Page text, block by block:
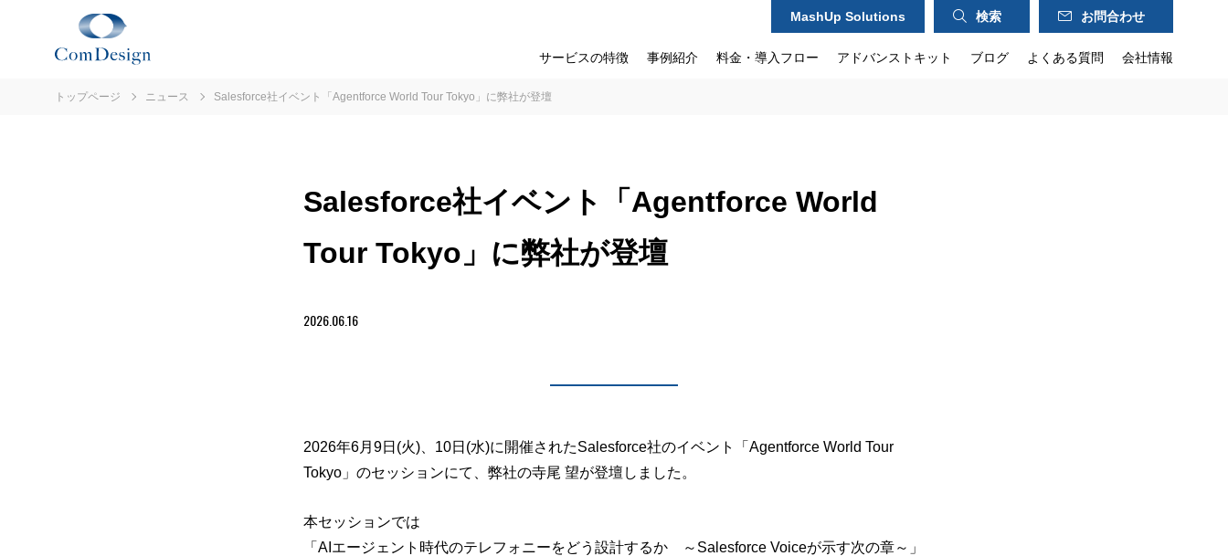
MashUp Solutions 検索 お問合わせ
サービスの特徴 事例紹介 料金・導入フロー アドバンストキット ブログ よくある質問 会社情報
トップページ ニュース Salesforce社イベント「Agentforce World Tour Tokyo」に弊社が登壇
Salesforce社イベント「Agentforce World
Tour Tokyo」に弊社が登壇
2026.06.16
2026年6月9日(火)、10日(水)に開催されたSalesforce社のイベント「Agentforce World Tour
Tokyo」のセッションにて、弊社の寺尾 望が登壇しました。
本セッションでは
「AIエージェント時代のテレフォニーをどう設計するか ～Salesforce Voiceが示す次の章～」